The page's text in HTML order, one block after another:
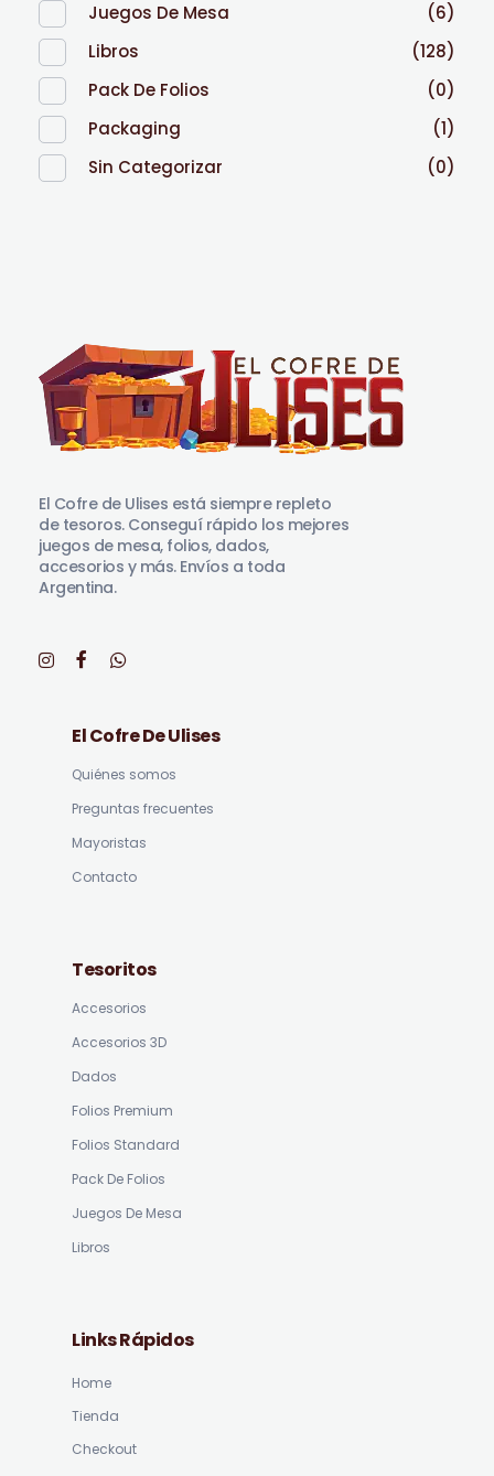
Juegos De Mesa
(6)
Libros
(128)
Pack De Folios
(0)
Packaging
(1)
Sin Categorizar
(0)
El Cofre de Ulises está siempre repleto
de tesoros. Conseguí rápido los mejores
juegos de mesa, folios, dados,
accesorios y más. Envíos a toda
Argentina.
El Cofre De Ulises
Quiénes somos
Preguntas frecuentes
Mayoristas
Contacto
Tesoritos
Accesorios
Accesorios 3D
Dados
Folios Premium
Folios Standard
Pack De Folios
Juegos De Mesa
Libros
Links Rápidos
Home
Tienda
Checkout